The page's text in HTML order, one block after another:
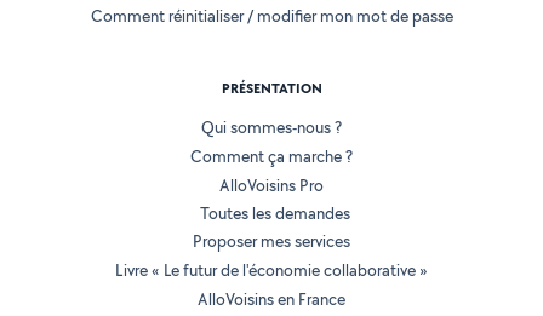
Comment réinitialiser / modifier mon mot de passe
PRÉSENTATION
Qui sommes-nous ?
Comment ça marche ?
AlloVoisins Pro
Toutes les demandes
Proposer mes services
Livre « Le futur de l'économie collaborative »
AlloVoisins en France